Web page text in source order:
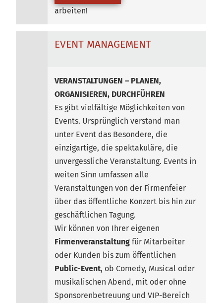
arbeiten!
EVENT MANAGEMENT
VERANSTALTUNGEN – PLANEN,
ORGANISIEREN, DURCHFÜHREN
Es gibt vielfältige Möglichkeiten von
Events. Ursprünglich verstand man
unter Event das Besondere, die
einzigartige, die spektakuläre, die
unvergessliche Veranstaltung. Events in
weiten Sinn umfassen alle
Veranstaltungen von der Firmenfeier
über das öffentliche Konzert bis hin zur
geschäftlichen Tagung.
Wir können von Ihrer eigenen
Firmenveranstaltung für Mitarbeiter
oder Kunden bis zum öffentlichen
Public-Event, ob Comedy, Musical oder
musikalischen Abend, mit oder ohne
Sponsorenbetreuung und VIP-Bereich